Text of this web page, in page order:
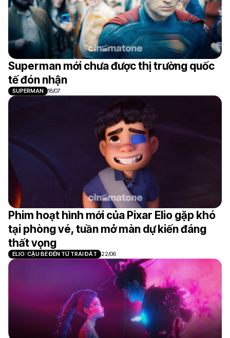
Superman mới chưa được thị trường quốc
tế đón nhận
SUPERMAN 18/07
Phim hoạt hình mới của Pixar Elio gặp khó
tại phòng vé, tuần mở màn dự kiến đáng
thất vọng
ELIO: CẬU BÉ ĐẾN TỪ TRÁI ĐẤT 22/06